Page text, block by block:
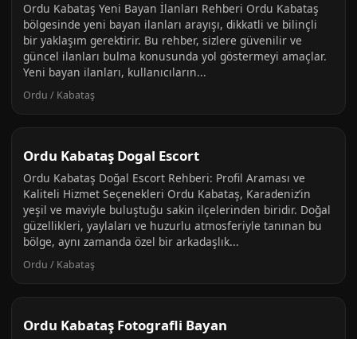
Ordu Kabataş Yeni Bayan İlanları Rehberi Ordu Kabataş
bölgesinde yeni bayan ilanları arayışı, dikkatli ve bilinçli
bir yaklaşım gerektirir. Bu rehber, sizlere güvenilir ve
güncel ilanları bulma konusunda yol göstermeyi amaçlar.
Yeni bayan ilanları, kullanıcıların...
Ordu / Kabataş
Ordu Kabataş Dogal Escort
Ordu Kabataş Doğal Escort Rehberi: Profil Araması ve
Kaliteli Hizmet Seçenekleri Ordu Kabataş, Karadeniz’in
yeşil ve maviyle buluştuğu sakin ilçelerinden biridir. Doğal
güzellikleri, yaylaları ve huzurlu atmosferiyle tanınan bu
bölge, aynı zamanda özel bir arkadaşlık...
Ordu / Kabataş
Ordu Kabataş Fotografli Bayan